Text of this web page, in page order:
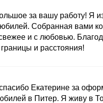
за вашу работу! Я
юбилей. Собранная вами
и с любовью.
и расстояния!
Екатерине за
в Питер. Я живу в